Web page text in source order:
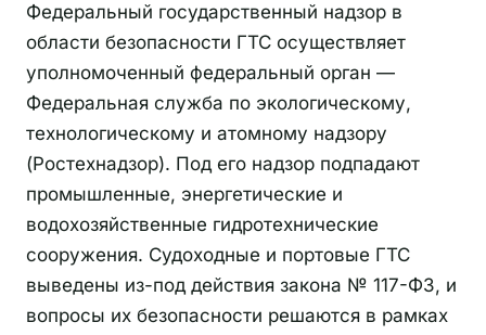
Федеральный государственный надзор в
области безопасности ГТС осуществляет
уполномоченный федеральный орган —
Федеральная служба по экологическому,
технологическому и атомному надзору
(Ростехнадзор). Под его надзор подпадают
промышленные, энергетические и
водохозяйственные гидротехнические
сооружения. Судоходные и портовые ГТС
выведены из-под действия закона № 117-ФЗ, и
вопросы их безопасности решаются в рамках